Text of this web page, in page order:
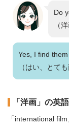
Do
（
Yes, I find
（はい、とて
「洋画」の
「international